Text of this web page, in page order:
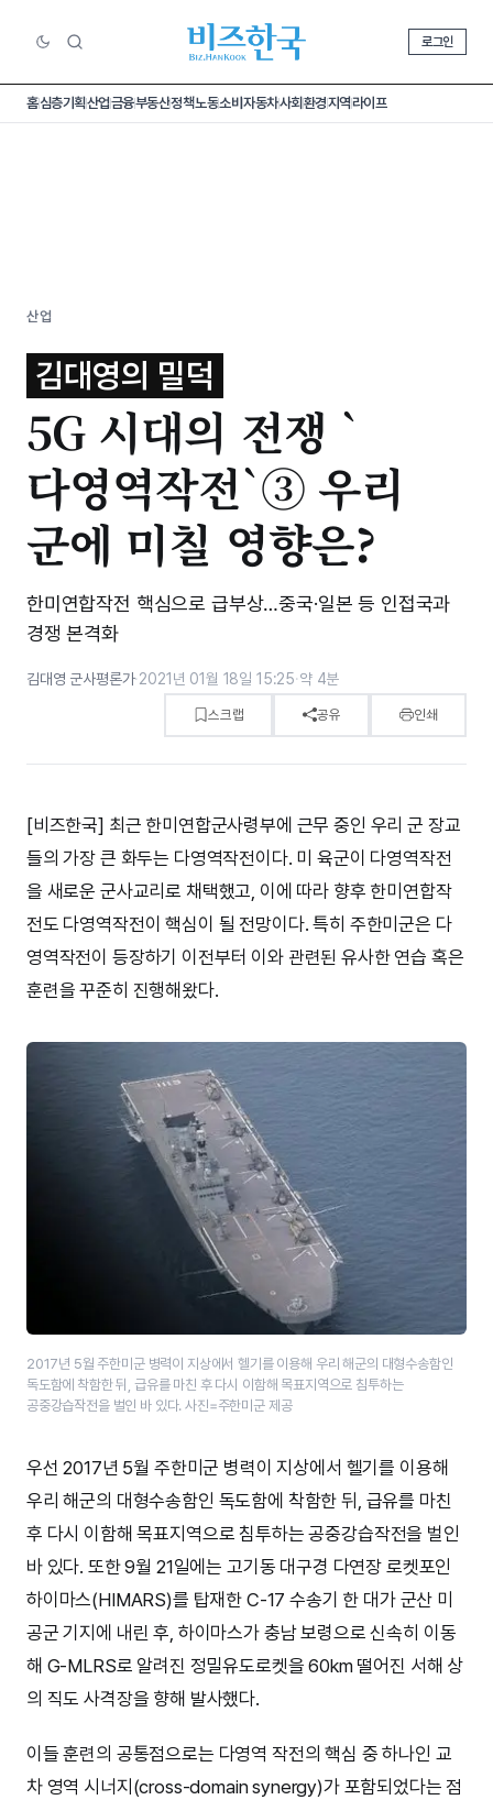
로그인
홈심층기획산업금융부동산정책노동소비 자동차사회환경지역라이프
산업
김대영의 밀덕
5G 시대의 전쟁 `
다영역작전`③ 우리
군에 미칠 영향은?
한미연합작전 핵심으로 급부상…중국·일본 등 인접국과
경쟁 본격화
김대영 군사평론가·2021년 01월 18일 15:25·약 4분
스크랩 공유 인쇄
[비즈한국] 최근 한미연합군사령부에 근무 중인 우리 군 장교
들의 가장 큰 화두는 다영역작전이다. 미 육군이 다영역작전
을 새로운 군사교리로 채택했고, 이에 따라 향후 한미연합작
전도 다영역작전이 핵심이 될 전망이다. 특히 주한미군은 다
영역작전이 등장하기 이전부터 이와 관련된 유사한 연습 혹은
훈련을 꾸준히 진행해왔다.
2017년 5월 주한미군 병력이 지상에서 헬기를 이용해 우리 해군의 대형수송함인
독도함에 착함한 뒤, 급유를 마친 후 다시 이함해 목표지역으로 침투하는
공중강습작전을 벌인 바 있다. 사진=주한미군 제공
우선 2017년 5월 주한미군 병력이 지상에서 헬기를 이용해
우리 해군의 대형수송함인 독도함에 착함한 뒤, 급유를 마친
후 다시 이함해 목표지역으로 침투하는 공중강습작전을 벌인
바 있다. 또한 9월 21일에는 고기동 대구경 다연장 로켓포인
하이마스(HIMARS)를 탑재한 C-17 수송기 한 대가 군산 미
공군 기지에 내린 후, 하이마스가 충남 보령으로 신속히 이동
해 G-MLRS로 알려진 정밀유도로켓을 60km 떨어진 서해 상
의 직도 사격장을 향해 발사했다.
이들 훈련의 공통점으로는 다영역 작전의 핵심 중 하나인 교
차 영역 시너지(cross-domain synergy)가 포함되었다는 점